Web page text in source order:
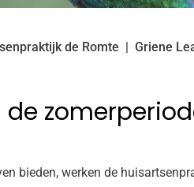
de Romte Griene
bieden, werken de